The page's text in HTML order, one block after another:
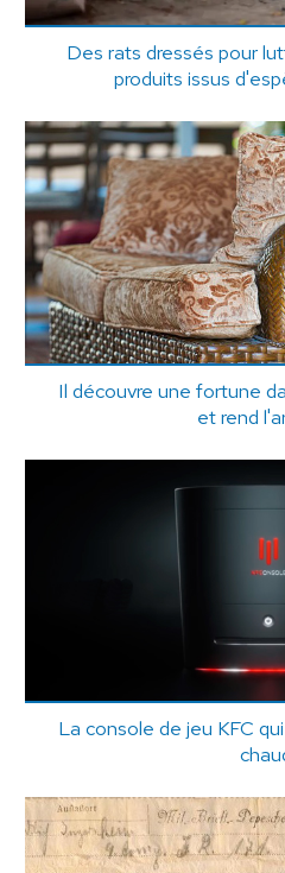
Des rats dressés pour
produits issus
Il découvre une fortune
et rend
La console de jeu KFC